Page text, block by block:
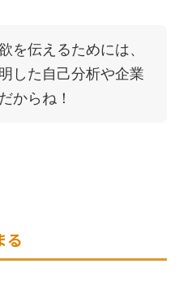
を伝えるためには、
した自己分析や企業
からね！
る